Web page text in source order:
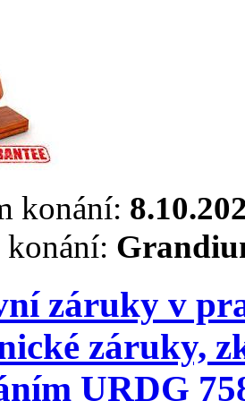
konání:
záruky v
záruky,
URDG